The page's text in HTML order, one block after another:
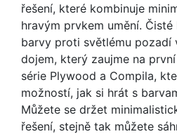
řešení, které kombinuje
hravým prvkem umění.
barvy proti světlému pozadí
dojem, který zaujme na
série Plywood a Compila,
možností, jak si hrát s
Můžete se držet
řešení, stejně tak můžete